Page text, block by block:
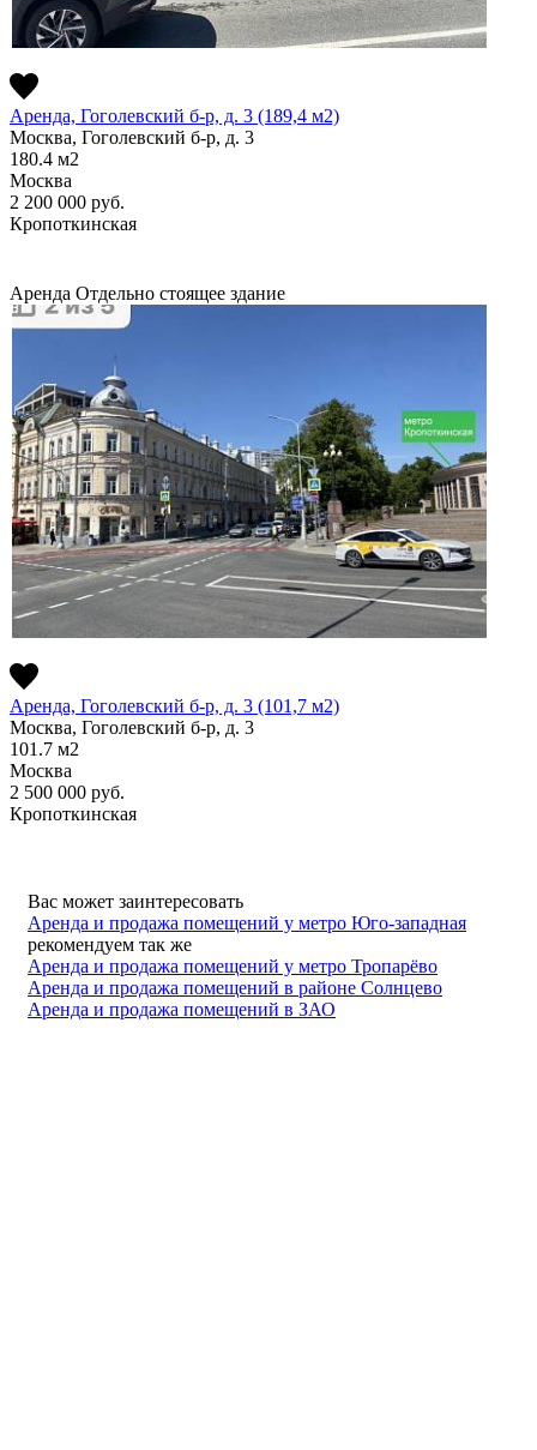
Аренда, Гоголевский б-р, д. 3 (189,4 м2)
Москва, Гоголевский б-р, д. 3
180.4 м2
Москва
2 200 000 руб.
Кропоткинская
Аренда Отдельно стоящее здание
Аренда, Гоголевский б-р, д. 3 (101,7 м2)
Москва, Гоголевский б-р, д. 3
101.7 м2
Москва
2 500 000 руб.
Кропоткинская
Вас может заинтересовать
Аренда и продажа помещений у метро Юго-западная
рекомендуем так же
Аренда и продажа помещений у метро Тропарёво
Аренда и продажа помещений в районе Солнцево
Аренда и продажа помещений в ЗАО